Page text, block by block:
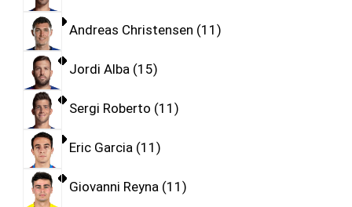
Andreas Christensen 11
Jordi Alba 15
Sergi Roberto 11
Eric Garcia 11
Giovanni Reyna 11